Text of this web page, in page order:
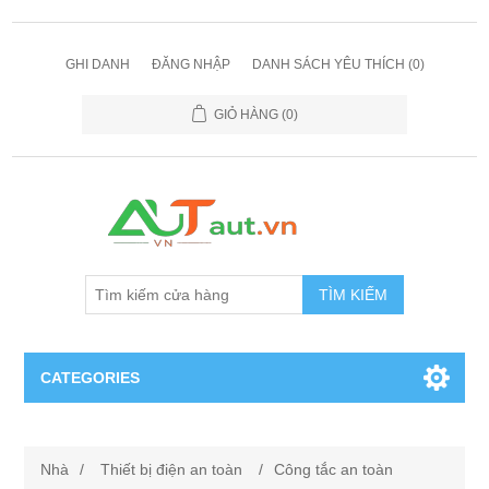
GHI DANH ĐĂNG NHẬP DANH SÁCH YÊU THÍCH (0)
GIỎ HÀNG (0)
TÌM KIẾM
CATEGORIES
Nhà / Thiết bị điện an toàn / Công tắc an toàn